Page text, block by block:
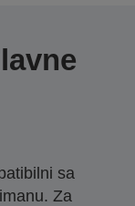
sa
Za